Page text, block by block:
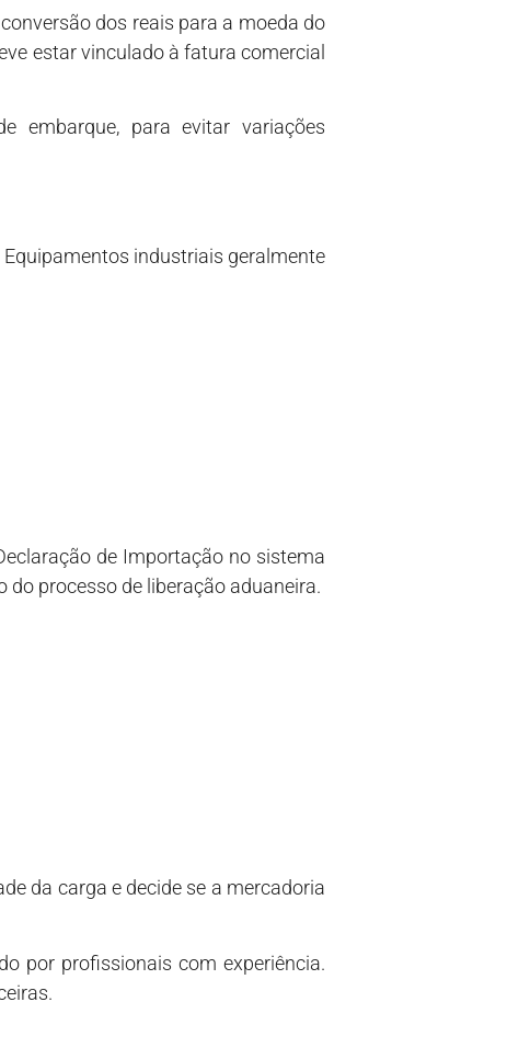
dos reais para a moeda do
estar vinculado à fatura comercial
embarque, para evitar variações
industriais geralmente
de Importação no sistema
do processo de liberação aduaneira.
da carga e decide se a mercadoria
por profissionais com experiência.